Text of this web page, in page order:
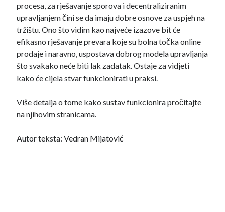
procesa, za rješavanje sporova i decentraliziranim
upravljanjem čini se da imaju dobre osnove za uspjeh na
tržištu. Ono što vidim kao najveće izazove bit će
efikasno rješavanje prevara koje su bolna točka online
prodaje i naravno, uspostava dobrog modela upravljanja
što svakako neće biti lak zadatak. Ostaje za vidjeti
kako će cijela stvar funkcionirati u praksi.
Više detalja o tome kako sustav funkcionira pročitajte
na njihovimstranicama.
Autor teksta: Vedran Mijatović